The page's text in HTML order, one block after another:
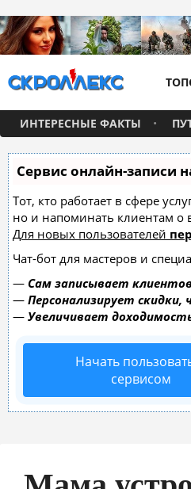
ИНТЕРЕСНЫЕ ФАКТЫ
Сервис онлайн-записи
Тот, кто работает в сфере
но и напоминать клиентам
Для новых пользователей
Чат-бот для мастеров и
— Сам записывает
— Персонализирует
— Увеличивает
Начать
сервисом